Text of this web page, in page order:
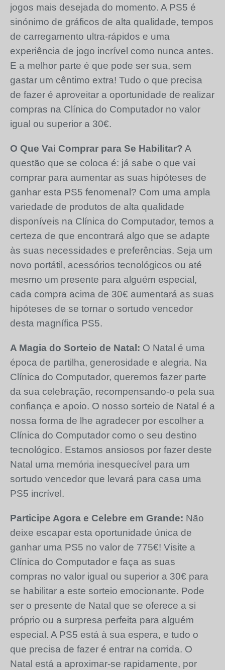
jogos mais desejada do momento. A PS5 é
sinónimo de gráficos de alta qualidade, tempos
de carregamento ultra-rápidos e uma
experiência de jogo incrível como nunca antes.
E a melhor parte é que pode ser sua, sem
gastar um cêntimo extra! Tudo o que precisa
de fazer é aproveitar a oportunidade de realizar
compras na Clínica do Computador no valor
igual ou superior a 30€.
O Que Vai Comprar para Se Habilitar? A
questão que se coloca é: já sabe o que vai
comprar para aumentar as suas hipóteses de
ganhar esta PS5 fenomenal? Com uma ampla
variedade de produtos de alta qualidade
disponíveis na Clínica do Computador, temos a
certeza de que encontrará algo que se adapte
às suas necessidades e preferências. Seja um
novo portátil, acessórios tecnológicos ou até
mesmo um presente para alguém especial,
cada compra acima de 30€ aumentará as suas
hipóteses de se tornar o sortudo vencedor
desta magnífica PS5.
A Magia do Sorteio de Natal: O Natal é uma
época de partilha, generosidade e alegria. Na
Clínica do Computador, queremos fazer parte
da sua celebração, recompensando-o pela sua
confiança e apoio. O nosso sorteio de Natal é a
nossa forma de lhe agradecer por escolher a
Clínica do Computador como o seu destino
tecnológico. Estamos ansiosos por fazer deste
Natal uma memória inesquecível para um
sortudo vencedor que levará para casa uma
PS5 incrível.
Participe Agora e Celebre em Grande: Não
deixe escapar esta oportunidade única de
ganhar uma PS5 no valor de 775€! Visite a
Clínica do Computador e faça as suas
compras no valor igual ou superior a 30€ para
se habilitar a este sorteio emocionante. Pode
ser o presente de Natal que se oferece a si
próprio ou a surpresa perfeita para alguém
especial. A PS5 está à sua espera, e tudo o
que precisa de fazer é entrar na corrida. O
Natal está a aproximar-se rapidamente, por